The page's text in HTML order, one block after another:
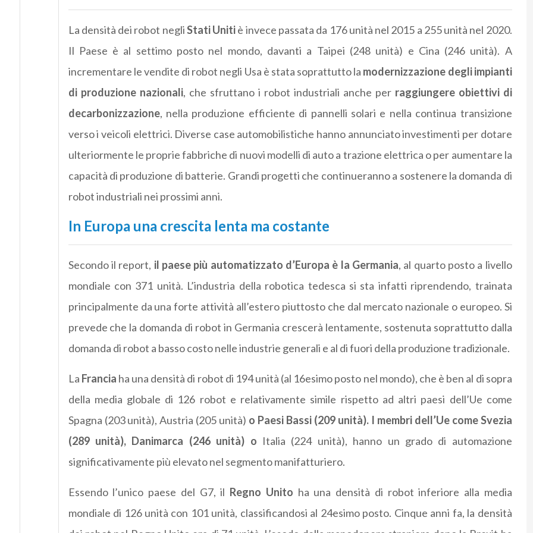
La densità dei robot negliStati Unitiè invece passata da 176 unità nel 2015 a 255 unità nel 2020.
Il Paese è al settimo posto nel mondo, davanti a Taipei (248 unità) e Cina (246 unità). A
incrementare le vendite di robot negli Usa è stata soprattutto la modernizzazione degli impianti
di produzione nazionali, che sfruttano i robot industriali anche per raggiungere obiettivi di
decarbonizzazione, nella produzione efficiente di pannelli solari e nella continua transizione
verso i veicoli elettrici. Diverse case automobilistiche hanno annunciato investimenti per dotare
ulteriormente le proprie fabbriche di nuovi modelli di auto a trazione elettrica o per aumentare la
capacità di produzione di batterie. Grandi progetti che continueranno a sostenere la domanda di
robot industriali nei prossimi anni.
In Europa una crescita lenta ma costante
Secondo il report, il paese più automatizzato d’Europa è la Germania, al quarto posto a livello
mondiale con 371 unità. L’industria della robotica tedesca si sta infatti riprendendo, trainata
principalmente da una forte attività all’estero piuttosto che dal mercato nazionale o europeo. Si
prevede che la domanda di robot in Germania crescerà lentamente, sostenuta soprattutto dalla
domanda di robot a basso costo nelle industrie generali e al di fuori della produzione tradizionale.
La Francia ha una densità di robot di 194 unità (al 16esimo posto nel mondo), che è ben al di sopra
della media globale di 126 robot e relativamente simile rispetto ad altri paesi dell’Ue come
Spagna (203 unità), Austria (205 unità) o Paesi Bassi (209 unità). I membri dell’Ue come Svezia
(289 unità), Danimarca (246 unità) o Italia (224 unità), hanno un grado di automazione
significativamente più elevato nel segmento manifatturiero.
Essendo l’unico paese del G7, il Regno Unito ha una densità di robot inferiore alla media
mondiale di 126 unità con 101 unità, classificandosi al 24esimo posto. Cinque anni fa, la densità